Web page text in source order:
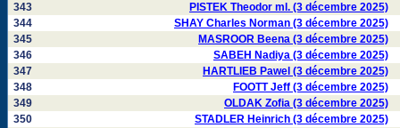
343
PISTEK Theodor ml. (3 décembre 2025)
344
SHAY Charles Norman (3 décembre 2025)
345
MASROOR Beena (3 décembre 2025)
346
SABEH Nadiya (3 décembre 2025)
347
HARTLIEB Pawel (3 décembre 2025)
348
FOOTT Jeff (3 décembre 2025)
349
OLDAK Zofia (3 décembre 2025)
350
STADLER Heinrich (3 décembre 2025)